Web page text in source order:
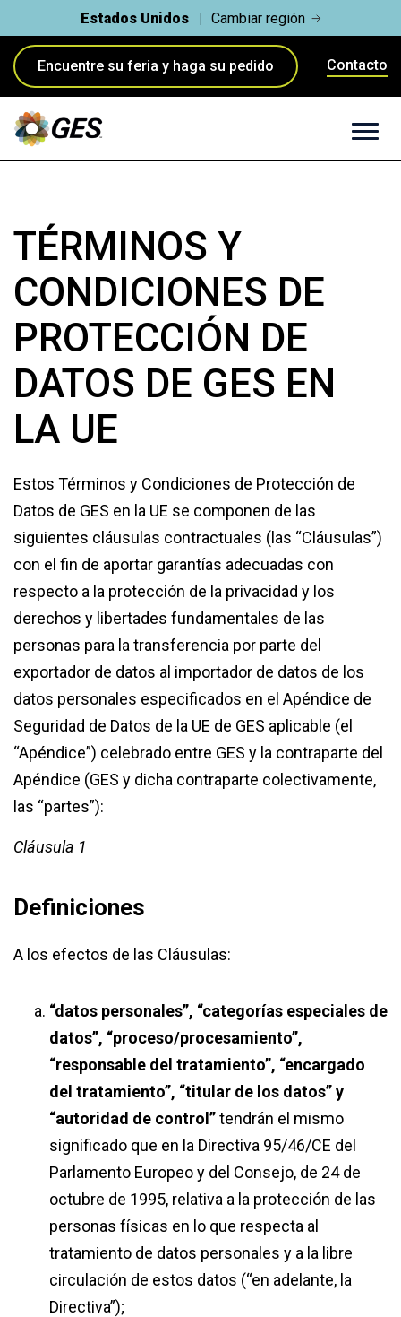
Estados Unidos Cambiar región
Encuentre su feria y haga su pedido Contacto
TÉRMINOS Y
CONDICIONES DE
PROTECCIÓN DE
DATOS DE GES EN
LA UE
Estos Términos y Condiciones de Protección de
Datos de GES en la UE se componen de las
siguientes cláusulas contractuales (las “Cláusulas”)
con el fin de aportar garantías adecuadas con
respecto a la protección de la privacidad y los
derechos y libertades fundamentales de las
personas para la transferencia por parte del
exportador de datos al importador de datos de los
datos personales especificados en el Apéndice de
Seguridad de Datos de la UE de GES aplicable (el
“Apéndice”) celebrado entre GES y la contraparte del
Apéndice (GES y dicha contraparte colectivamente,
las “partes”):
Cláusula 1
Definiciones
A los efectos de las Cláusulas:
“datos personales”, “categorías especiales de
datos”, “proceso/procesamiento”,
“responsable del tratamiento”, “encargado
del tratamiento”, “titular de los datos” y
“autoridad de control”​ tendrán el mismo
significado que en la Directiva 95/46/CE del
Parlamento Europeo y del Consejo, de 24 de
octubre de 1995, relativa a la protección de las
personas físicas en lo que respecta al
tratamiento de datos personales y a la libre
circulación de estos datos (“en adelante, la
Directiva”);